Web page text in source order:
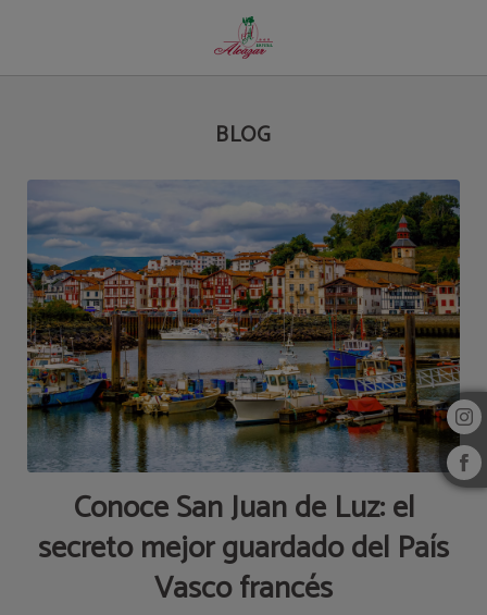
BLOG
Conoce San Juan de Luz: el
secreto mejor guardado del País
Vasco francés